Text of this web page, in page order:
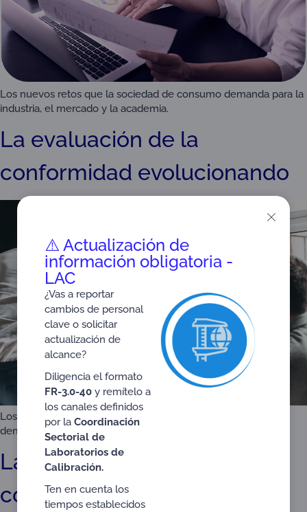
Los nuevos retos que la sociedad de consumo demanda para la
industria, el mercado y la academia.
La evaluación de la
conformidad evolucionando
Los nuevos retos que el mercado y los usuarios están
demandando para la evaluación de la conformidad.
La nueva era de la
conformidad
⚠️ Actualización de
información obligatoria -
LAC
¿Vas a reportar
cambios de personal
clave o solicitar
actualización de
alcance?
Diligencia el formato
FR-3.0-40y remítelo a
los canales definidos
por la Coordinación
Sectorial de
Laboratorios de
Calibración.
Ten en cuenta los
tiempos establecidos